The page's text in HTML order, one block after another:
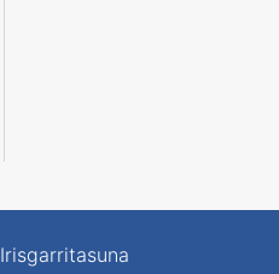
Irisgarritasuna